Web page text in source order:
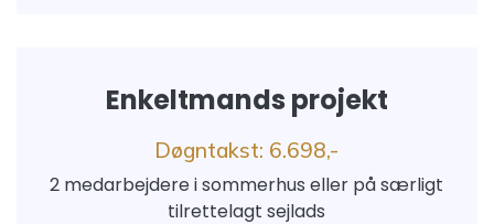
Enkeltmands projekt
Døgntakst: 6.698,-
2 medarbejdere i sommerhus eller på særligt
tilrettelagt sejlads